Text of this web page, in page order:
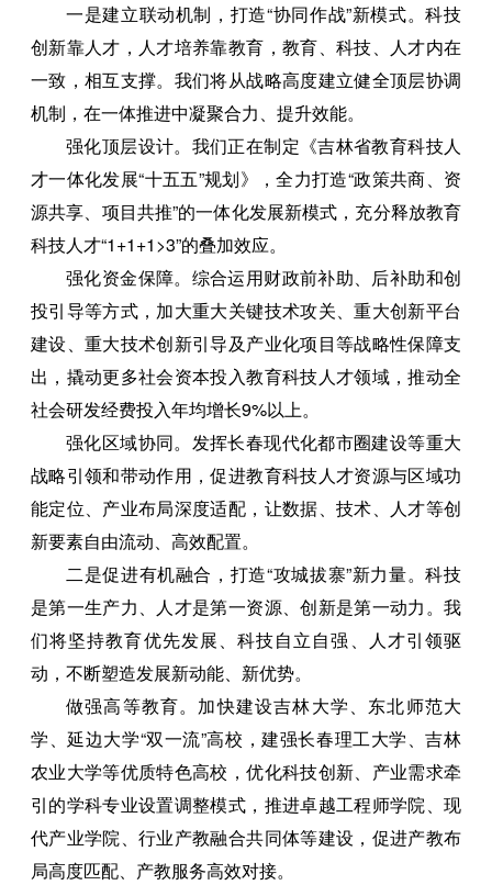
一是建立联动机制，打造“协同作战”新模式。科技
创新靠人才，人才培养靠教育，教育、科技、人才内在
一致，相互支撑。我们将从战略高度建立健全顶层协调
机制，在一体推进中凝聚合力、提升效能。
强化顶层设计。我们正在制定《吉林省教育科技人
才一体化发展“十五五”规划》，全力打造“政策共商、资
源共享、项目共推”的一体化发展新模式，充分释放教育
科技人才“1+1+1>3”的叠加效应。
强化资金保障。综合运用财政前补助、后补助和创
投引导等方式，加大重大关键技术攻关、重大创新平台
建设、重大技术创新引导及产业化项目等战略性保障支
出，撬动更多社会资本投入教育科技人才领域，推动全
社会研发经费投入年均增长9%以上。
强化区域协同。发挥长春现代化都市圈建设等重大
战略引领和带动作用，促进教育科技人才资源与区域功
能定位、产业布局深度适配，让数据、技术、人才等创
新要素自由流动、高效配置。
二是促进有机融合，打造“攻城拔寨”新力量。科技
是第一生产力、人才是第一资源、创新是第一动力。我
们将坚持教育优先发展、科技自立自强、人才引领驱
动，不断塑造发展新动能、新优势。
做强高等教育。加快建设吉林大学、东北师范大
学、延边大学“双一流”高校，建强长春理工大学、吉林
农业大学等优质特色高校，优化科技创新、产业需求牵
引的学科专业设置调整模式，推进卓越工程师学院、现
代产业学院、行业产教融合共同体等建设，促进产教布
局高度匹配、产教服务高效对接。